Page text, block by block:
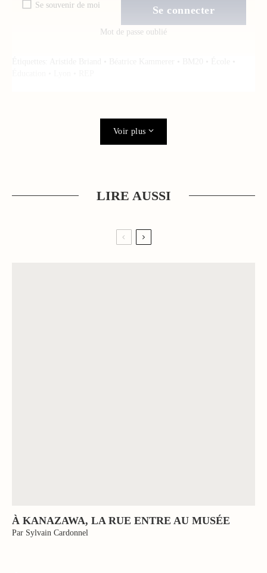
Se souvenir de moi
Mot de passe oublié
Voir plus
LIRE AUSSI
À KANAZAWA, LA RUE ENTRE AU MUSÉE
Par Sylvain Cardonnel